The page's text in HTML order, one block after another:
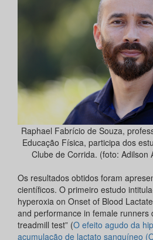
Raphael Fabrício de Souza,
Educação Física, participa dos
Clube de Corrida. (foto: Adilson
Os resultados obtidos foram
científicos. O primeiro estudo
hyperoxia on Onset of Blood
and performance in female runners
treadmill test” (O efeito agudo da
acumulação de lactato sanguíneo